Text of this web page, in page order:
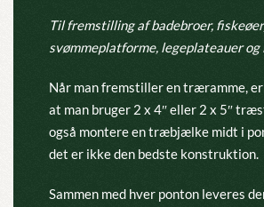
Til fremstilling af badebroer,
svømmeplatforme, legeplateauer og
Når man fremstiller en træramme,
at man bruger 2 x 4″ eller 2 x 5″
også montere en træbjælke midt i
det er ikke den bedste konstruktion.
Sammen med hver ponton leveres